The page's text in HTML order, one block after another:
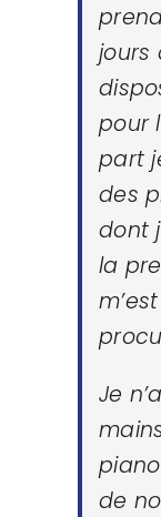
jours
pour
part
des
dont
la
Je
de